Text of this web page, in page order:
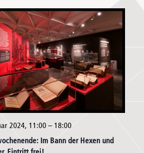
Im Bann der Hexen und
2024, 11:00– 18:00